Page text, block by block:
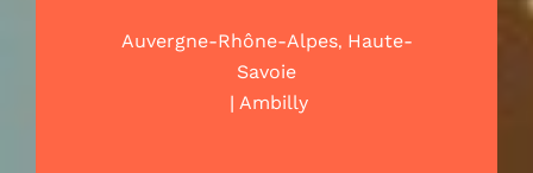
Auvergne-Rhône-Alpes, Haute-
Savoie
| Ambilly